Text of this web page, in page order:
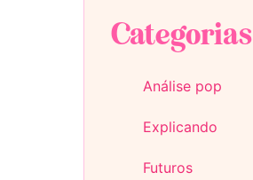
Categorias
Análise pop
Explicando
Futuros